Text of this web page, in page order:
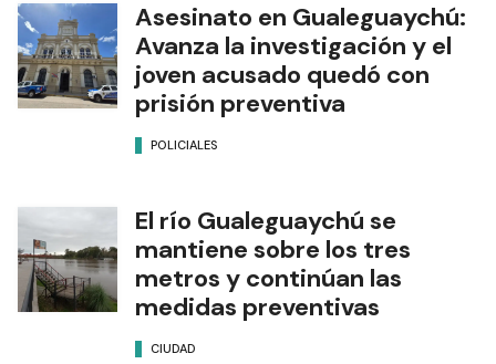
Asesinato en Gualeguaychú:
Avanza la investigación y el
joven acusado quedó con
prisión preventiva
POLICIALES
El río Gualeguaychú se
mantiene sobre los tres
metros y continúan las
medidas preventivas
CIUDAD